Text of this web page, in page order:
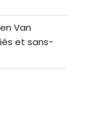
Van
et sans-